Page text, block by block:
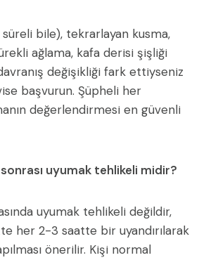
süreli bile), tekrarlayan kusma,
ağlama, kafa derisi şişliği
değişikliği fark ettiyseniz
başvurun. Şüpheli her
değerlendirmesi en güvenli
sonrası uyumak tehlikeli midir?
uyumak tehlikeli değildir,
her 2-3 saatte bir uyandırılarak
önerilir. Kişi normal